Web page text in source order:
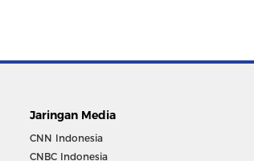
Jaringan Media
CNN Indonesia
CNBC Indonesia